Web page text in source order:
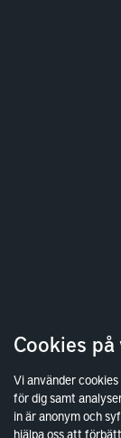
Cookies
Vi använder
för dig samt
in är anonym och
hjälpa oss att